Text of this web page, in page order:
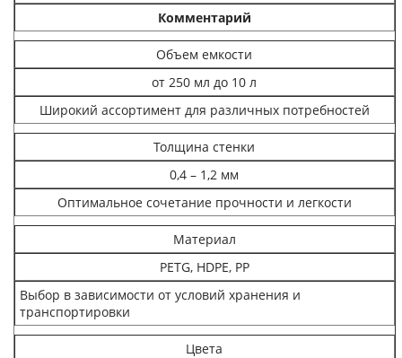
Комментарий
Объем емкости
от 250 мл до 10 л
Широкий ассортимент для различных потребностей
Толщина стенки
0,4 – 1,2 мм
Оптимальное сочетание прочности и легкости
Материал
PETG, HDPE, PP
Выбор в зависимости от условий хранения и
транспортировки
Цвета